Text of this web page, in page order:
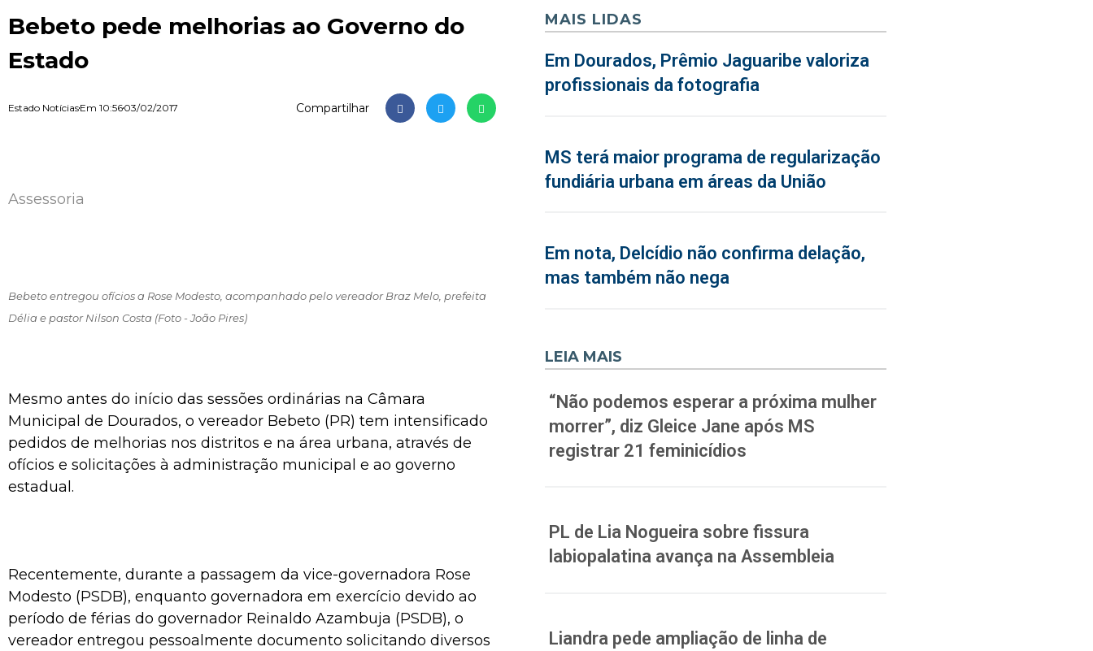
Bebeto pede melhorias ao Governo do
Estado
Estado NotíciasEm 10:5603/02/2017 Compartilhar
Assessoria
Bebeto entregou ofícios a Rose Modesto, acompanhado pelo vereador Braz Melo, prefeita
Délia e pastor Nilson Costa (Foto - João Pires)
Mesmo antes do início das sessões ordinárias na Câmara
Municipal de Dourados, o vereador Bebeto (PR) tem intensificado
pedidos de melhorias nos distritos e na área urbana, através de
ofícios e solicitações à administração municipal e ao governo
estadual.
Recentemente, durante a passagem da vice-governadora Rose
Modesto (PSDB), enquanto governadora em exercício devido ao
período de férias do governador Reinaldo Azambuja (PSDB), o
vereador entregou pessoalmente documento solicitando diversos
MAIS LIDAS
Em Dourados, Prêmio Jaguaribe valoriza
profissionais da fotografia
MS terá maior programa de regularização
fundiária urbana em áreas da União
Em nota, Delcídio não confirma delação,
mas também não nega
LEIA MAIS
“Não podemos esperar a próxima mulher
morrer”, diz Gleice Jane após MS
registrar 21 feminicídios
PL de Lia Nogueira sobre fissura
labiopalatina avança na Assembleia
Liandra pede ampliação de linha de